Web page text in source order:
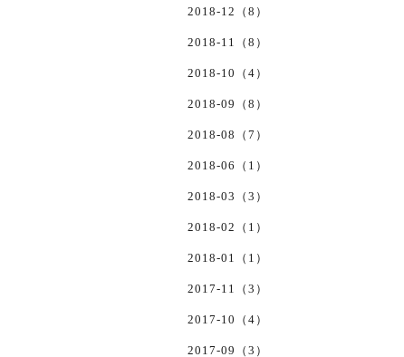
2018-12（8）
2018-11（8）
2018-10（4）
2018-09（8）
2018-08（7）
2018-06（1）
2018-03（3）
2018-02（1）
2018-01（1）
2017-11（3）
2017-10（4）
2017-09（3）